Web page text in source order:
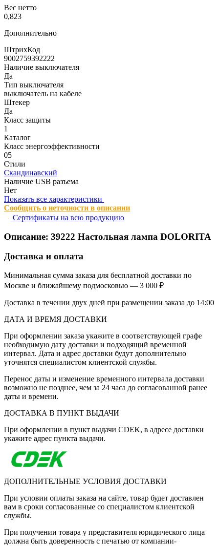
Вес нетто
0,823
Дополнительно
ШтрихКод
9002759392222
Наличие выключателя
Да
Тип выключателя
выключатель на кабеле
Штекер
Да
Класс защиты
1
Каталог
Класс энергоэффективности
05
Стили
Скандинавский
Наличие USB разъема
Нет
Показать все характеристики
Сообщить о неточности в описании
Сертификаты на всю продукцию
Описание: 39222 Настольная лампа DOLORITA
Доставка и оплата
Минимальная сумма заказа для бесплатной доставки по
Москве и ближайшему подмосковью — 3 000 ₽
Доставка в течении двух дней при размещении заказа до 14:00
ДАТА И ВРЕМЯ ДОСТАВКИ
При оформлении заказа укажите в соответствующей графе
необходимую дату доставки и подходящий временной
интервал. Дата и адрес доставки будут дополнительно
уточнятся специалистом клиентской службы.
Перенос даты и изменение временного интервала доставки
возможно не позднее, чем за 24 часа до согласованной ранее
даты и времени.
ДОСТАВКА В ПУНКТ ВЫДАЧИ
При оформлении в пункт выдачи CDEK, в адресе доставки
укажите адрес пункта выдачи.
ДОПОЛНИТЕЛЬНЫЕ УСЛОВИЯ ДОСТАВКИ
При условии оплаты заказа на сайте, товар будет доставлен
вам в сроки согласованные со специалистом клиентской
службы.
При получении товара у представителя юридического лица
должна быть доверенность с печатью от компании-